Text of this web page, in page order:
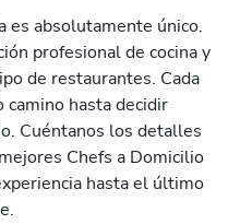
es absolutamente único.
profesional de cocina y
de restaurantes. Cada
camino hasta decidir
Cuéntanos los detalles
Chefs a Domicilio
hasta el último